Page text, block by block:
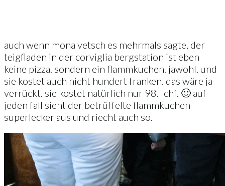
auch wenn mona vetsch es mehrmals sagte, der
teigfladen in der corviglia bergstation ist eben
keine pizza. sondern ein flammkuchen. jawohl. und
sie kostet auch nicht hundert franken. das wäre ja
verrückt. sie kostet natürlich nur 98.- chf. 🙂 auf
jeden fall sieht der betrüffelte flammkuchen
superlecker aus und riecht auch so.